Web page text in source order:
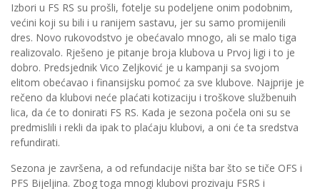
Izbori u FS RS su prošli, fotelje su podeljene onim podobnim,
većini koji su bili i u ranijem sastavu, jer su samo promijenili
dres. Novo rukovodstvo je obećavalo mnogo, ali se malo tiga
realizovalo. Rješeno je pitanje broja klubova u Prvoj ligi i to je
dobro. Predsjednik Vico Zeljković je u kampanji sa svojom
elitom obećavao i finansijsku pomoć za sve klubove. Najprije je
rečeno da klubovi neće plaćati kotizaciju i troškove službenuih
lica, da će to donirati FS RS. Kada je sezona počela oni su se
predmislili i rekli da ipak to plaćaju klubovi, a oni će ta sredstva
refundirati.
Sezona je završena, a od refundacije ništa bar što se tiče OFS i
PFS Bijeljina. Zbog toga mnogi klubovi prozivaju FSRS i